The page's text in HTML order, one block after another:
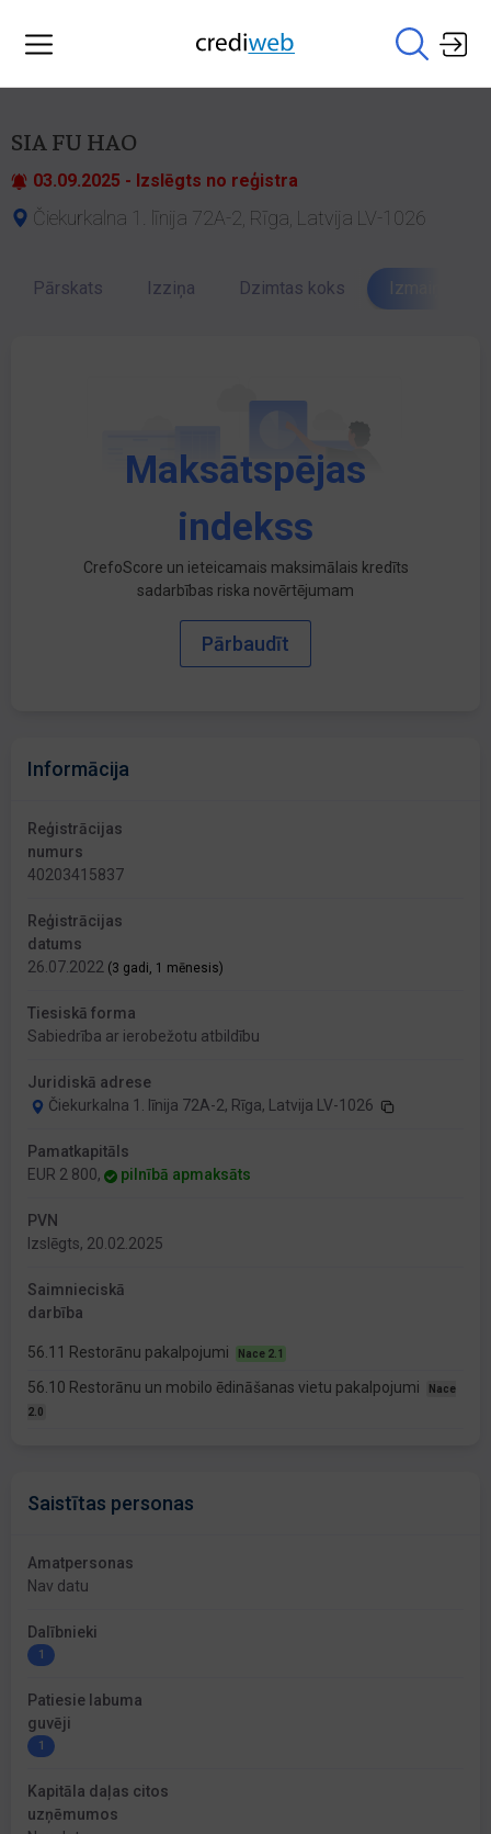
SIA FU HAO
03.09.2025 - Izslēgts no reģistra
Čiekurkalna 1. līnija 72A-2, Rīga, Latvija LV-1026
Pārskats Izziņa Dzimtas koks Izmaiņu
Maksātspējas
indekss
CrefoScore un ieteicamais maksimālais kredīts
sadarbības riska novērtējumam
Pārbaudīt
Informācija
Reģistrācijas
numurs
40203415837
Reģistrācijas
datums
26.07.2022 (3 gadi, 1 mēnesis)
Tiesiskā forma
Sabiedrība ar ierobežotu atbildību
Juridiskā adrese
Čiekurkalna 1. līnija 72A-2, Rīga, Latvija LV-1026
Pamatkapitāls
EUR 2 800,
pilnībā apmaksāts
PVN
Izslēgts, 20.02.2025
Saimnieciskā
darbība
56.11 Restorānu pakalpojumi Nace 2.1
56.10 Restorānu un mobilo ēdināšanas vietu pakalpojumi
Nace
2.0
Saistītas personas
Amatpersonas
Nav datu
Dalībnieki
1
Patiesie labuma
guvēji
1
Kapitāla daļas citos
uzņēmumos